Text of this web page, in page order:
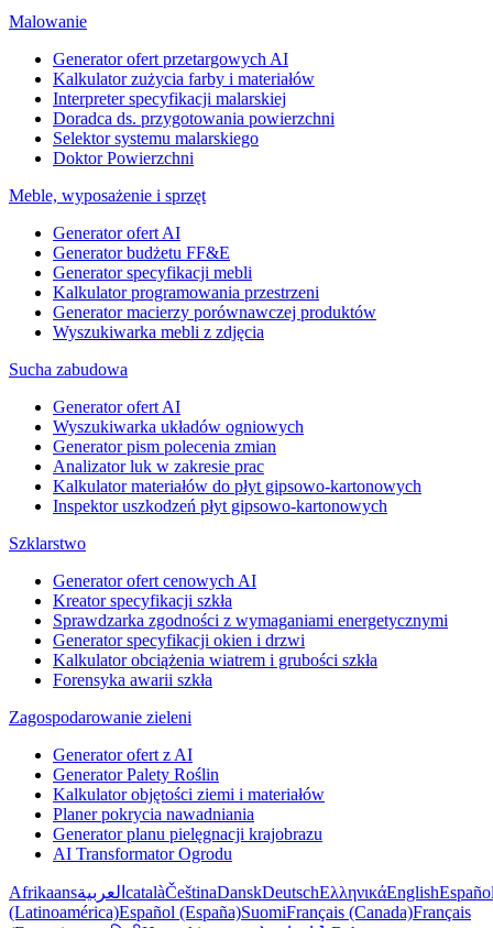
Malowanie
Generator ofert przetargowych AI
Kalkulator zużycia farby i materiałów
Interpreter specyfikacji malarskiej
Doradca ds. przygotowania powierzchni
Selektor systemu malarskiego
Doktor Powierzchni
Meble, wyposażenie i sprzęt
Generator ofert AI
Generator budżetu FF&E
Generator specyfikacji mebli
Kalkulator programowania przestrzeni
Generator macierzy porównawczej produktów
Wyszukiwarka mebli z zdjęcia
Sucha zabudowa
Generator ofert AI
Wyszukiwarka układów ogniowych
Generator pism polecenia zmian
Analizator luk w zakresie prac
Kalkulator materiałów do płyt gipsowo-kartonowych
Inspektor uszkodzeń płyt gipsowo-kartonowych
Szklarstwo
Generator ofert cenowych AI
Kreator specyfikacji szkła
Sprawdzarka zgodności z wymaganiami energetycznymi
Generator specyfikacji okien i drzwi
Kalkulator obciążenia wiatrem i grubości szkła
Forensyka awarii szkła
Zagospodarowanie zieleni
Generator ofert z AI
Generator Palety Roślin
Kalkulator objętości ziemi i materiałów
Planer pokrycia nawadniania
Generator planu pielęgnacji krajobrazu
AI Transformator Ogrodu
Afrikaansالعربية catalàČeštinaDanskDeutschΕλληνικάEnglish
(Latinoamérica)Español (España)SuomiFrançais (Canada)Français